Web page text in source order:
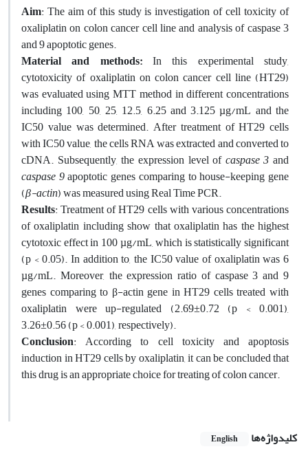
Aim: The aim of this study is investigation of cell toxicity of
oxaliplatin on colon cancer cell line and analysis of caspase 3
and 9 apoptotic genes.
Material and methods:In this experimental study,
cytotoxicity of oxaliplatin on colon cancer cell line (HT29)
was evaluated using MTT method in different concentrations
including 100, 50, 25, 12.5, 6.25 and 3.125 µg/mL and the
IC50 value was determined. After treatment of HT29 cells
with IC50 value, the cells RNA was extracted and converted to
cDNA. Subsequently, the expression level ofcaspase 3 and
caspase9apoptotic genes comparing to house-keeping gene
(β-actin) was measured using Real Time PCR.
Results: Treatment of HT29 cells with various concentrations
of oxaliplatin including show that oxaliplatin has the highest
cytotoxic effect in 100 µg/mL, which is statistically significant
(p < 0.05). In addition to, the IC50 value of oxaliplatin was 6
µg/mL. Moreover, the expression ratio of caspase 3 and 9
genes comparing to β-actin gene in HT29 cells treated with
oxaliplatin were up-regulated (2.69±0.72 (p < 0.001),
3.26±0.56 (p < 0.001), respectively).
Conclusion: According to cell toxicity and apoptosis
induction in HT29 cells by oxaliplatin, it can be concluded that
this drug is an appropriate choice for treating of colon cancer.
کلیدواژه‌ها English